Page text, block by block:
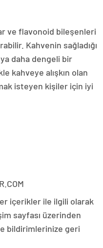
ve flavonoid bileşenleri
Kahvenin sağladığı
daha dengeli bir
kahveye alışkın olan
isteyen kişiler için iyi
içerikler ile ilgili olarak
sayfası üzerinden
bildirimlerinize geri